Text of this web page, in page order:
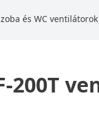
és WC ventilátorok
200T